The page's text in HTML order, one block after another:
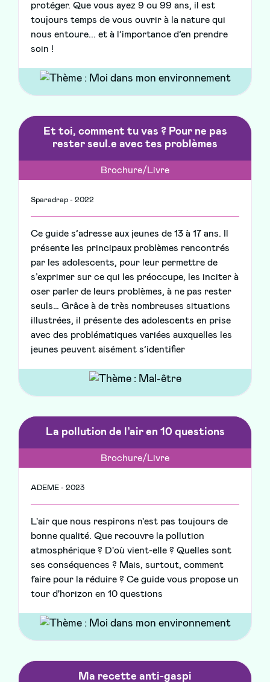
protéger. Que vous ayez 9 ou 99 ans, il est
toujours temps de vous ouvrir à la nature qui
nous entoure... et à l’importance d’en prendre
soin !
Et toi, comment tu vas ? Pour ne pas
rester seul.e avec tes problèmes
Brochure/Livre
Sparadrap - 2022
Ce guide s’adresse aux jeunes de 13 à 17 ans. Il
présente les principaux problèmes rencontrés
par les adolescents, pour leur permettre de
s’exprimer sur ce qui les préoccupe, les inciter à
oser parler de leurs problèmes, à ne pas rester
seuls… Grâce à de très nombreuses situations
illustrées, il présente des adolescents en prise
avec des problématiques variées auxquelles les
jeunes peuvent aisément s’identifier
La pollution de l’air en 10 questions
Brochure/Livre
ADEME - 2023
L'air que nous respirons n'est pas toujours de
bonne qualité. Que recouvre la pollution
atmosphérique ? D'où vient-elle ? Quelles sont
ses conséquences ? Mais, surtout, comment
faire pour la réduire ? Ce guide vous propose un
tour d'horizon en 10 questions
Ma recette anti-gaspi